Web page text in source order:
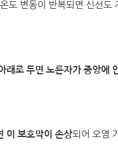
도 변동이 반복되면 신선도
래로 두면 노른자가 중앙에
이 보호막이 손상되어 오염